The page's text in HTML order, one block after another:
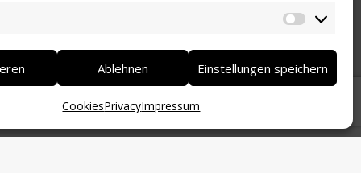
Ablehnen Einstellungen speichern
CookiesPrivacyImpressum